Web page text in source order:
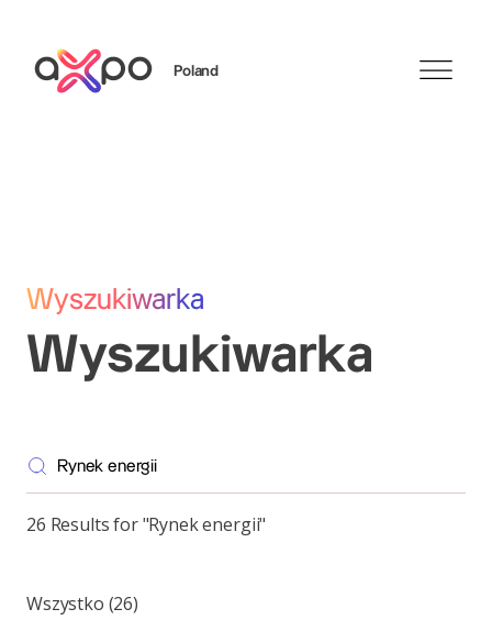
Poland
Wyszukiwarka
Wyszukiwarka
26 Results for "Rynek energii"
Wszystko (26)